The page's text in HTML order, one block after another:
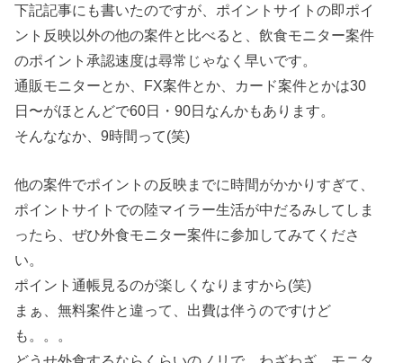
下記記事にも書いたのですが、ポイントサイトの即ポイ
ント反映以外の他の案件と比べると、飲食モニター案件
のポイント承認速度は尋常じゃなく早いです。
通販モニターとか、FX案件とか、カード案件とかは30
日〜がほとんどで60日・90日なんかもあります。
そんななか、9時間って(笑)
他の案件でポイントの反映までに時間がかかりすぎて、
ポイントサイトでの陸マイラー生活が中だるみしてしま
ったら、ぜひ外食モニター案件に参加してみてくださ
い。
ポイント通帳見るのが楽しくなりますから(笑)
まぁ、無料案件と違って、出費は伴うのですけど
も。。。